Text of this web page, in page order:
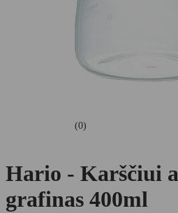
(0)
Hario - Karščiui
grafinas 400ml